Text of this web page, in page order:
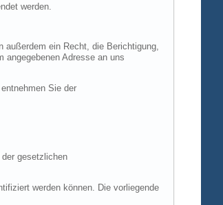
werden.
ein Recht, die Berichtigung,
angegebenen Adresse an uns
Sie der
gesetzlichen
werden können. Die vorliegende